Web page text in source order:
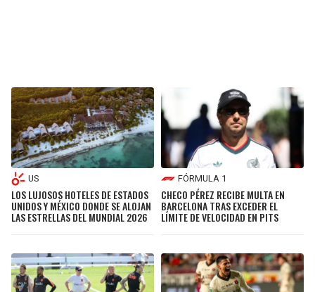
US
LOS LUJOSOS HOTELES DE ESTADOS
UNIDOS Y MÉXICO DONDE SE ALOJAN
LAS ESTRELLAS DEL MUNDIAL 2026
FÓRMULA 1
CHECO PÉREZ RECIBE MULTA EN
BARCELONA TRAS EXCEDER EL
LÍMITE DE VELOCIDAD EN PITS